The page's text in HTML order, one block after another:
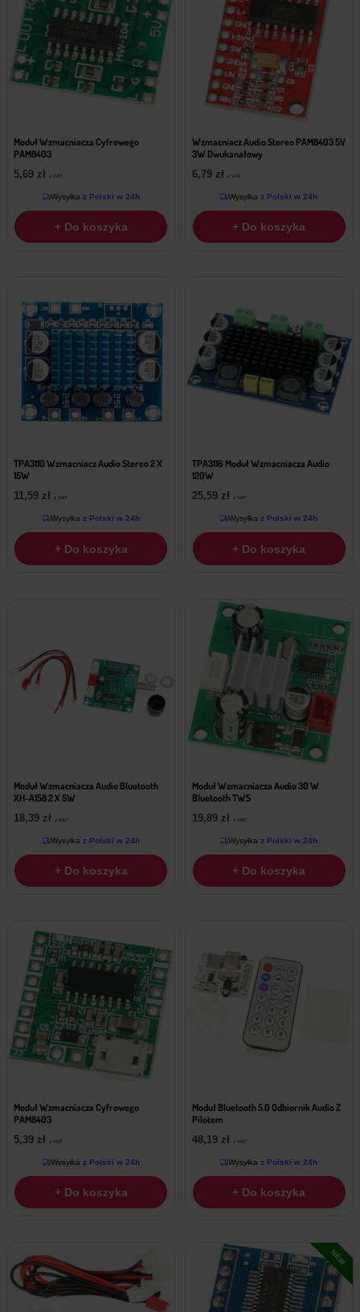
Moduł Wzmacniacza Cyfrowego
PAM8403
5,69 zł z VAT
Wysyłka z Polski w 24h
+ Do koszyka
Wzmacniacz Audio Stereo PAM8403 5V
3W Dwukanałowy
6,79 zł z VAT
Wysyłka z Polski w 24h
+ Do koszyka
TPA3110 Wzmacniacz Audio Stereo 2 X
15W
11,59 zł z VAT
Wysyłka z Polski w 24h
+ Do koszyka
TPA3116 Moduł Wzmacniacza Audio
120W
25,59 zł z VAT
Wysyłka z Polski w 24h
+ Do koszyka
Moduł Wzmacniacza Audio Bluetooth
XH-A158 2 X 5W
18,39 zł z VAT
Wysyłka z Polski w 24h
+ Do koszyka
Moduł Wzmacniacza Audio 30 W
Bluetooth TWS
19,89 zł z VAT
Wysyłka z Polski w 24h
+ Do koszyka
Moduł Wzmacniacza Cyfrowego
PAM8403
5,39 zł z VAT
Wysyłka z Polski w 24h
+ Do koszyka
Moduł Bluetooth 5.0 Odbiornik Audio Z
Pilotem
48,19 zł z VAT
Wysyłka z Polski w 24h
+ Do koszyka
NEW